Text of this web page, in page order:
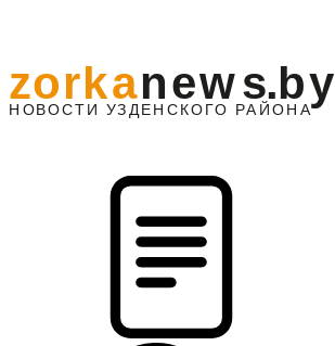
НО ВОСТИ УЗДЕНС КО ГО РАЙОНА
zorkanews.by